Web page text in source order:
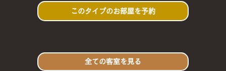
このタイプのお部屋を予約
全ての客室を見る